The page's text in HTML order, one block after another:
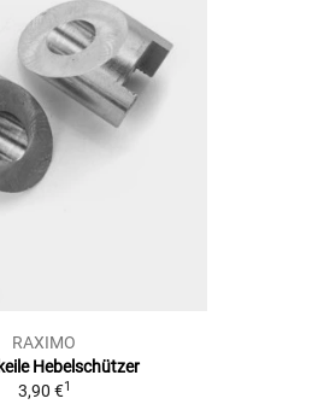
RAXIMO
Hebelschützer
3,90 €1